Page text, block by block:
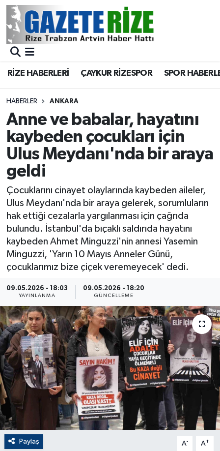
RİZE HABERLERİ ÇAYKUR RİZESPOR SPOR
HABERLER ANKARA
Anne ve babalar, hayatını
kaybeden çocukları için
Ulus Meydanı'nda bir araya
geldi
Çocuklarını cinayet olaylarında kaybeden aileler,
Ulus Meydanı'nda bir araya gelerek, sorumluların
hak ettiği cezalarla yargılanması için çağrıda
bulundu. İstanbul'da bıçaklı saldırıda hayatını
kaybeden Ahmet Minguzzi'nin annesi Yasemin
Minguzzi, 'Yarın 10 Mayıs Anneler Günü,
çocuklarımız bize çiçek veremeyecek' dedi.
09.05.2026 - 18:03
YAYINLANMA
09.05.2026 - 18:20
GÜNCELLEME
Paylaş A- A+
BÖLGEMİZ
Asayiş
Rize Jandarma Komutanlığı
Bilim Teknoloji
Bölge
Advertising news
Canlı Maç
ÇEVRE
Dış Haberler
Dünya
EĞİTİM
EKONOMİ
English News
Finans
Flaş Haber
Gayrimenkul
Merkez Nöbetçi Eczaneler
Merkez Trafik Yoğunluk Haritası
Süper Lig Puan Durumu ve Fikstür
Tüm Manşetler
Son Dakika Haberleri
Haber Arşivi